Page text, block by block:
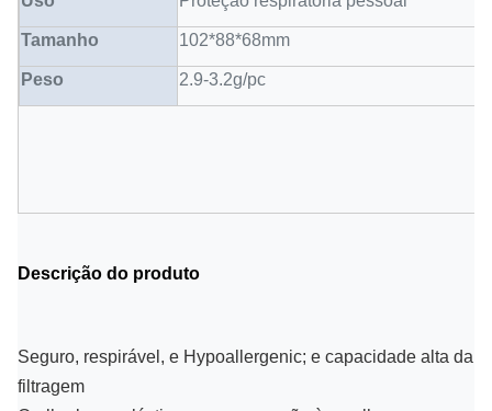
Tamanho 102*88*68mm
Peso 2.9-3.2g/pc
Descrição do produto
Seguro, respirável, e Hypoallergenic; e capacidade alta da
filtragem